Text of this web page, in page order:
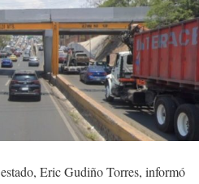
Eric Gudiño Torres, informó